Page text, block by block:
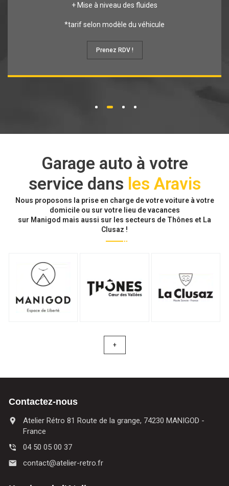
+ Mise à niveau des fluides
*tarif selon modèle du véhicule
Prenez RDV !
1 2 3 4
Garage auto à votre
service dans les Aravis
Nous proposons la prise en charge de votre voiture à votre
domicile ou sur votre lieu de vacances
sur Manigod mais aussi sur les secteurs de Thônes et La
Clusaz !
+
Contactez-nous
Atelier Rétro 81 Route de la grange, 74230 MANIGOD -
France
04 50 05 00 37
contact@atelier-retro.fr